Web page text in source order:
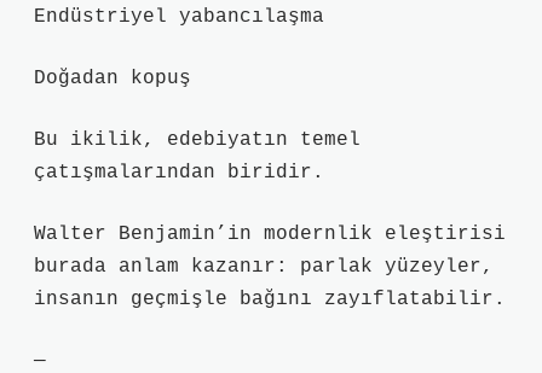
Endüstriyel yabancılaşma
Doğadan kopuş
Bu ikilik, edebiyatın temel
çatışmalarından biridir.
Walter Benjamin’in modernlik eleştirisi
burada anlam kazanır: parlak yüzeyler,
insanın geçmişle bağını zayıflatabilir.
—